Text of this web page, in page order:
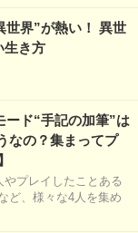
世界”が熱い！ 異世
生き方
ード“手記の加筆”は
なの？集まってプ
やプレイしたことある
ど、様々な4人を集め